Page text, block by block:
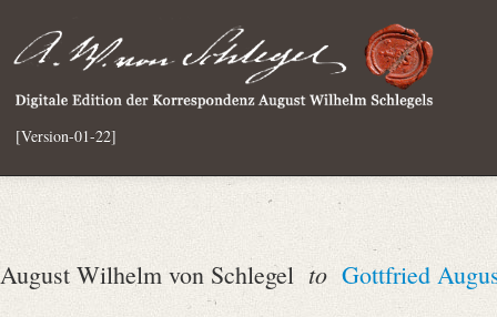
[Version-01-22]
August Wilhelm von Schlegel to Gottfried